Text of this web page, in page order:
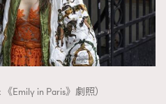
Emily in Paris》劇照）